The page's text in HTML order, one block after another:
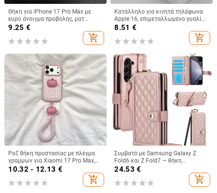
Θήκη για iPhone 17 Pro Max με
ευρύ άνοιγμα προβολής, ματ
φινίρισμα και μαγνητική πρόσδεση
9.25 €
add_shopping_cart
Κατάλληλο για κινητά τηλέφωνα
Apple 16, επιμεταλλωμένο γυαλί
με εκθαμβωτικό φως, απλό iPhone
17 Pro, μοντέρνο και ελαφρύ,
πολυτελές 14 Plus
8.51 €
add_shopping_cart
Ροζ θήκη προστασίας με πλέγμα
γραμμών για Xiaomi 17 Pro Max,
15 Pro και Redmi Note 14/Note 15
10.32 - 12.13 €
add_shopping_cart
Συμβατό με Samsung Galaxy Z
Fold6 και Z Fold7 — θήκη
τηλεφώνου από δέρμα με υποδοχή
για στυλό, αναδιπλούμενη, κομψός
σχεδιασμός, με λουράκι καρπού,
24.53 €
add_shopping_cart